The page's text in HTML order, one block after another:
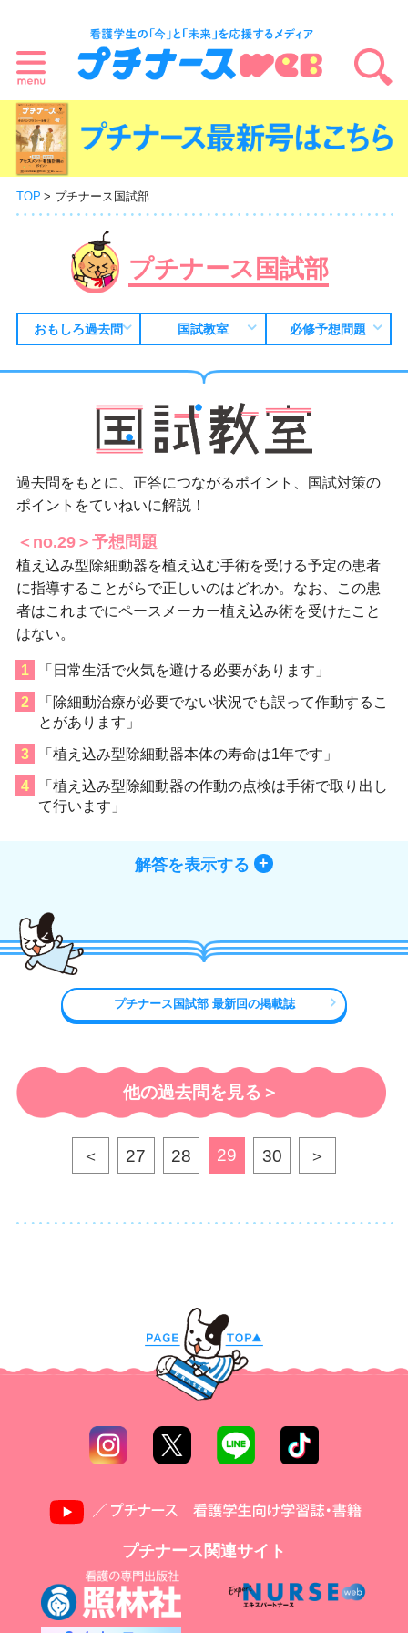
TOP プチナース国試部
プチナース国試部
おもしろ過去問 国試教室 必修予想問題
過去問をもとに、正答につながるポイント、国試対策の
ポイントをていねいに解説！
＜no.29＞予想問題
植え込み型除細動器を植え込む手術を受ける予定の患者
に指導することがらで正しいのはどれか。なお、この患
者はこれまでにペースメーカー植え込み術を受けたこと
はない。
「日常生活で火気を避ける必要があります」
「除細動治療が必要でない状況でも誤って作動するこ
とがあります」
「植え込み型除細動器本体の寿命は1年です」
「植え込み型除細動器の作動の点検は手術で取り出し
て行います」
解答を表示する
プチナース国試部 最新回の掲載誌
他の過去問を見る＞
＜ 27 28 29 30 ＞
プチナース関連サイト